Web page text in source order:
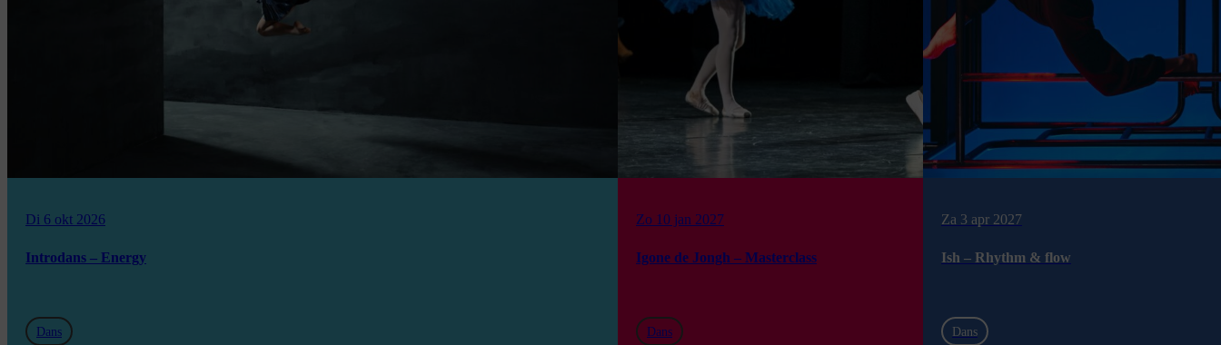
Di 6 okt 2026
Introdans – Energy
Dans
Zo 10 jan 2027
Igone de Jongh – Masterclass
Dans
Za 3 apr 2027
Ish – Rhythm & flow
Dans